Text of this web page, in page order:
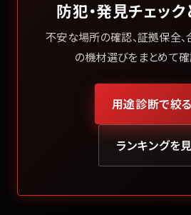
防犯・発見チェッ
不安な場所の確認、証拠保全
の機材選びをまとめて確
用途診断で絞
ランキングを